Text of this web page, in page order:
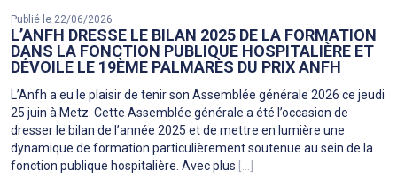
Publié le 22/06/2026
L’ANFH DRESSE LE BILAN 2025 DE LA FORMATION
DANS LA FONCTION PUBLIQUE HOSPITALIÈRE ET
DÉVOILE LE 19ÈME PALMARÈS DU PRIX ANFH
L’Anfh a eu le plaisir de tenir son Assemblée générale 2026 ce jeudi
25 juin à Metz. Cette Assemblée générale a été l’occasion de
dresser le bilan de l’année 2025 et de mettre en lumière une
dynamique de formation particulièrement soutenue au sein de la
fonction publique hospitalière. Avec plus [...]